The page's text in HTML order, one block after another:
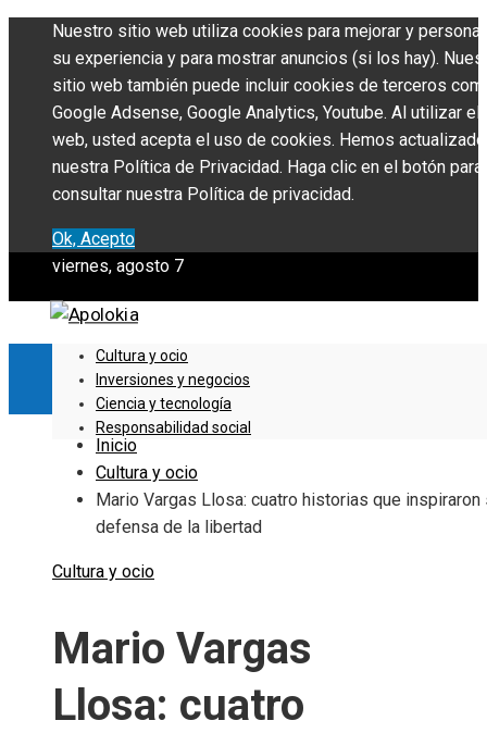
Nuestro sitio web utiliza cookies para mejorar y
su experiencia y para mostrar anuncios (si los hay).
sitio web también puede incluir cookies de terceros
Google Adsense, Google Analytics, Youtube. Al utilizar
web, usted acepta el uso de cookies. Hemos actualizado
nuestra Política de Privacidad. Haga clic en el botón para
consultar nuestra Política de privacidad.
Ok, Acepto
viernes, agosto 7
Cultura y ocio
Inversiones y negocios
Ciencia y tecnología
Responsabilidad social
Inicio
Cultura y ocio
Mario Vargas Llosa: cuatro historias que inspiraron
defensa de la libertad
Cultura y ocio
Mario Vargas
Llosa: cuatro